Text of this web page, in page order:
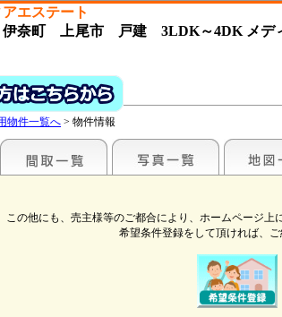
エステート
奈町 上尾市 戸建 3LDK～4DK メデ
物件一覧へ > 物件情報
この他にも、売主様等のご都合により、ホームページ上
希望条件登録をして頂ければ、ご